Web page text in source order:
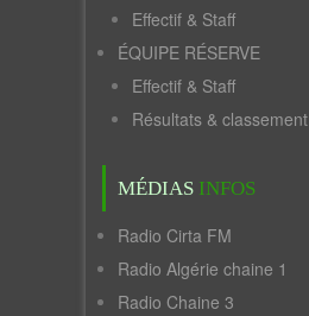
Effectif & Staff
ÉQUIPE RÉSERVE
Effectif & Staff
Résultats & classement
MÉDIAS INFOS
Radio Cirta FM
Radio Algérie chaine 1
Radio Chaine 3